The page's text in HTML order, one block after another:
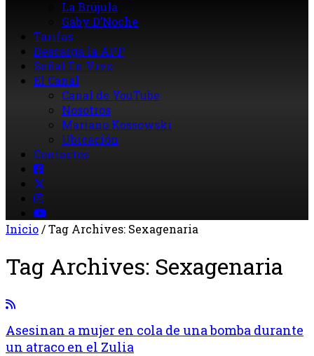
La Brújula
Gaby D’Noche
Tarifas
Descarga la APP
Señal En Vivo
El Canal
Canal de YouTube
Nosotros
Mariano Kossowski
Ubicación
Contactos
Inicio/Tag Archives: Sexagenaria
Tag Archives: Sexagenaria
Asesinan a mujer en cola de una bomba durante
un atraco en el Zulia